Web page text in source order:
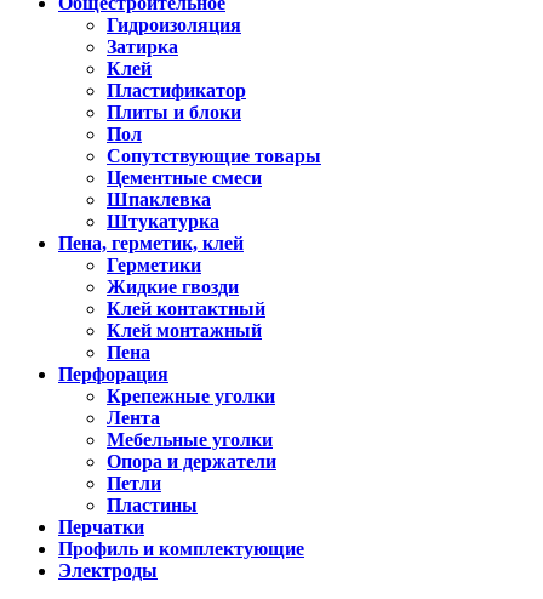
Гидроизоляция
Затирка
Клей
Пластификатор
Плиты и блоки
Пол
Сопутствующие товары
Цементные смеси
Шпаклевка
Штукатурка
Пена, герметик, клей
Герметики
Жидкие гвозди
Клей контактный
Клей монтажный
Пена
Перфорация
Крепежные уголки
Лента
Мебельные уголки
Опора и держатели
Петли
Пластины
Перчатки
Профиль и комплектующие
Электроды